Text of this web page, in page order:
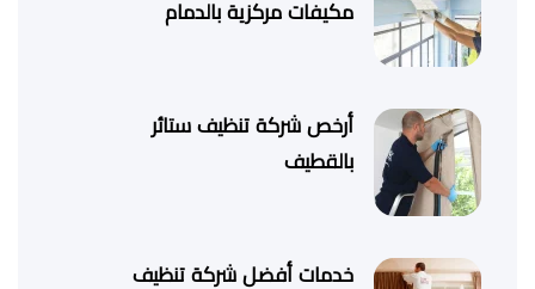
مكيفات مركزية بالدمام
أرخص شركة تنظيف ستائر
بالقطيف
خدمات أفضل شركة تنظيف